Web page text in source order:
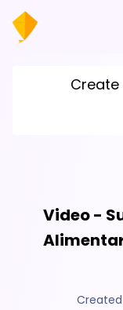
Video -